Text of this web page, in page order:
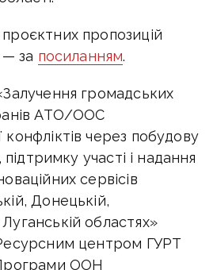
пропозицій
— за посиланням.
громадських
АТО/ООС
через побудову
підтримку участі і надання
сервісів
Донецькій,
областях»
центром ГУРТ
ООН